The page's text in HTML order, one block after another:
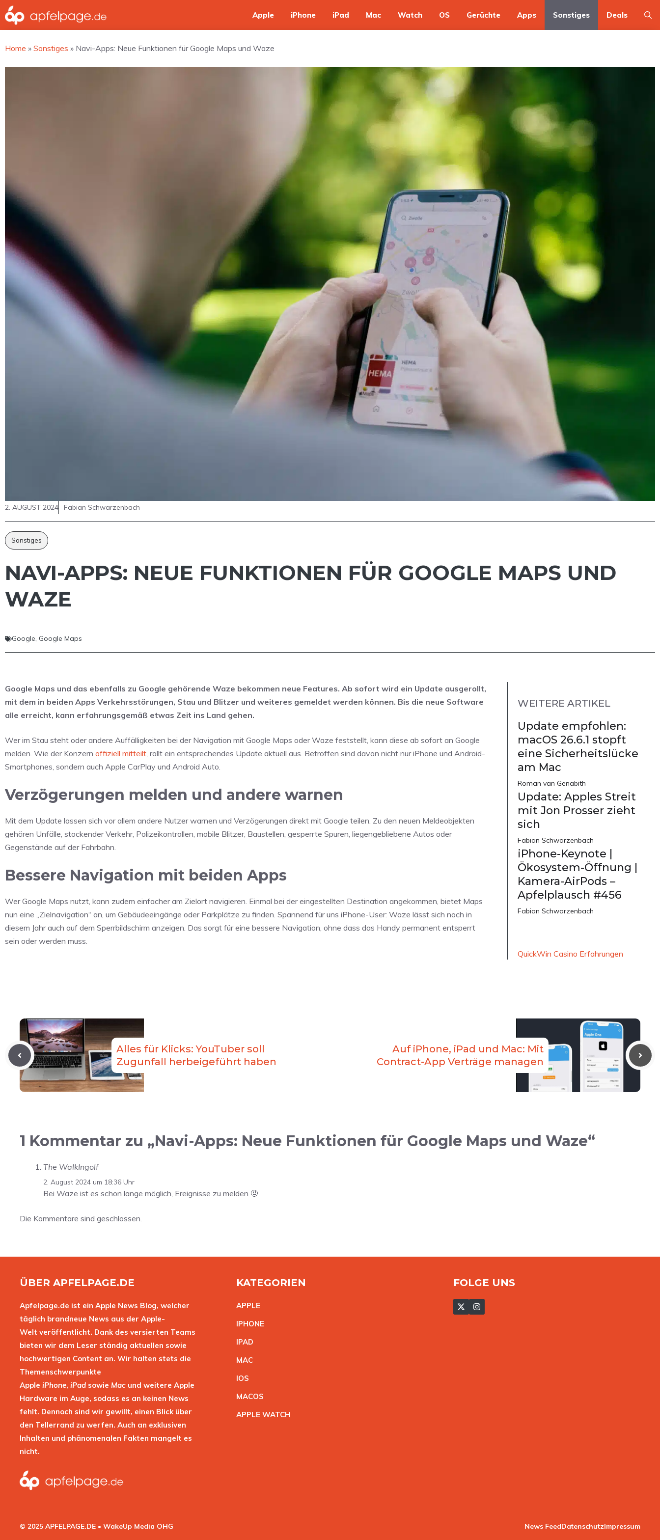
Zum
Inhalt
springen
Apple iPhone iPad Mac Watch OS Gerüchte Apps Sonstiges Deals
Home » Sonstiges » Navi-Apps: Neue Funktionen für Google Maps und Waze
2. AUGUST 2024 Fabian Schwarzenbach
Sonstiges
NAVI-APPS: NEUE FUNKTIONEN FÜR GOOGLE MAPS UND
WAZE
Google, Google Maps
Google Maps und das ebenfalls zu Google gehörende Waze bekommen neue Features. Ab sofort wird ein Update ausgerollt,
mit dem in beiden Apps Verkehrsstörungen, Stau und Blitzer und weiteres gemeldet werden können. Bis die neue Software
alle erreicht, kann erfahrungsgemäß etwas Zeit ins Land gehen.
Wer im Stau steht oder andere Auffälligkeiten bei der Navigation mit Google Maps oder Waze feststellt, kann diese ab sofort an Google
melden. Wie der Konzern offiziell mitteilt, rollt ein entsprechendes Update aktuell aus. Betroffen sind davon nicht nur iPhone und Android-
Smartphones, sondern auch Apple CarPlay und Android Auto.
Verzögerungen melden und andere warnen
Mit dem Update lassen sich vor allem andere Nutzer warnen und Verzögerungen direkt mit Google teilen. Zu den neuen Meldeobjekten
gehören Unfälle, stockender Verkehr, Polizeikontrollen, mobile Blitzer, Baustellen, gesperrte Spuren, liegengebliebene Autos oder
Gegenstände auf der Fahrbahn.
Bessere Navigation mit beiden Apps
Wer Google Maps nutzt, kann zudem einfacher am Zielort navigieren. Einmal bei der eingestellten Destination angekommen, bietet Maps
nun eine „Zielnavigation“ an, um Gebäudeeingänge oder Parkplätze zu finden. Spannend für uns iPhone-User: Waze lässt sich noch in
diesem Jahr auch auf dem Sperrbildschirm anzeigen. Das sorgt für eine bessere Navigation, ohne dass das Handy permanent entsperrt
sein oder werden muss.
WEITERE ARTIKEL
Update empfohlen:
macOS 26.6.1 stopft
eine Sicherheitslücke
am Mac
Roman van Genabith
Update: Apples Streit
mit Jon Prosser zieht
sich
Fabian Schwarzenbach
iPhone-Keynote |
Ökosystem-Öffnung |
Kamera-AirPods –
Apfelplausch #456
Fabian Schwarzenbach
QuickWin Casino Erfahrungen
Alles für Klicks: YouTuber soll
Zugunfall herbeigeführt haben
Auf iPhone, iPad und Mac: Mit
Contract-App Verträge managen
1 Kommentar zu „Navi-Apps: Neue Funktionen für Google Maps und Waze“
The WalkIngolf
2. August 2024 um 18:36 Uhr
Bei Waze ist es schon lange möglich, Ereignisse zu melden 🤨
Die Kommentare sind geschlossen.
ÜBER APFELPAGE.DE
Apfelpage.de ist ein Apple News Blog, welcher
täglich brandneue News aus der Apple-
Welt veröffentlicht. Dank des versierten Teams
bieten wir dem Leser ständig aktuellen sowie
hochwertigen Content an. Wir halten stets die
Themenschwerpunkte
Apple iPhone, iPad sowie Mac und weitere Apple
Hardware im Auge, sodass es an keinen News
fehlt. Dennoch sind wir gewillt, einen Blick über
den Tellerrand zu werfen. Auch an exklusiven
Inhalten und phänomenalen Fakten mangelt es
nicht.
KATEGORIEN
APPLE
IPHONE
IPAD
MAC
IOS
MACOS
APPLE WATCH
FOLGE UNS
© 2025 APFELPAGE.DE • WakeUp Media OHG News FeedDatenschutzImpressum